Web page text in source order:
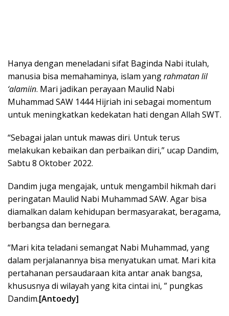
Hanya dengan meneladani sifat Baginda Nabi itulah,
manusia bisa memahaminya, islam yangrahmatan lil
‘alamiin. Mari jadikan perayaan Maulid Nabi
Muhammad SAW 1444 Hijriah ini sebagai momentum
untuk meningkatkan kedekatan hati dengan Allah SWT.
“Sebagai jalan untuk mawas diri. Untuk terus
melakukan kebaikan dan perbaikan diri,” ucap Dandim,
Sabtu 8 Oktober 2022.
Dandim juga mengajak, untuk mengambil hikmah dari
peringatan Maulid Nabi Muhammad SAW. Agar bisa
diamalkan dalam kehidupan bermasyarakat, beragama,
berbangsa dan bernegara.
“Mari kita teladani semangat Nabi Muhammad, yang
dalam perjalanannya bisa menyatukan umat. Mari kita
pertahanan persaudaraan kita antar anak bangsa,
khususnya di wilayah yang kita cintai ini, ” pungkas
Dandim.[Antoedy]